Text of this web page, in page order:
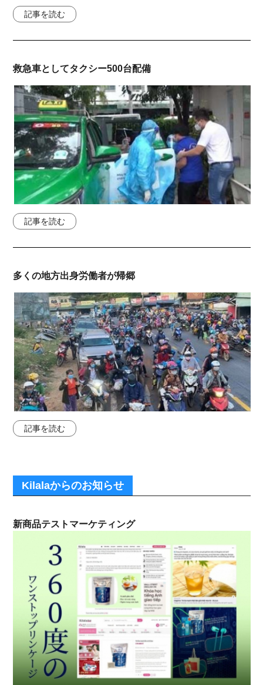
記事を読む
救急車としてタクシー500台配備
記事を読む
多くの地方出身労働者が帰郷
記事を読む
Kilalaからのお知らせ
新商品テストマーケティング